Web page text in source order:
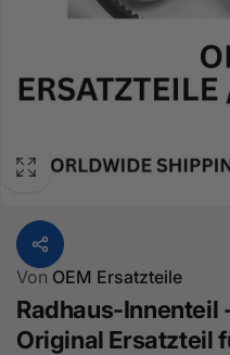
Von OEM Ersatzteile
Radhaus-Innenteil
Original Ersatzteil